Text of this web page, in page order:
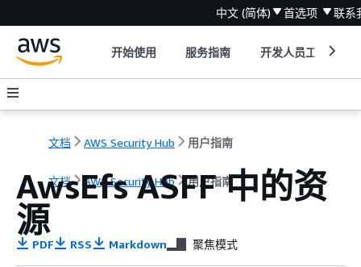
中文 (简体) 首选项 联系
开始使用 服务指南 开发人员工具
文档 AWS Security Hub 用户指南
文档 AWS Security Hub 用户指南
AwsEfs ASFF 中的资
源
PDF RSS Markdown 聚焦模式